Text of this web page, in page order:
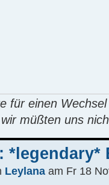
für einen
müßten uns
*legendary*
Leylanaam Fr 18